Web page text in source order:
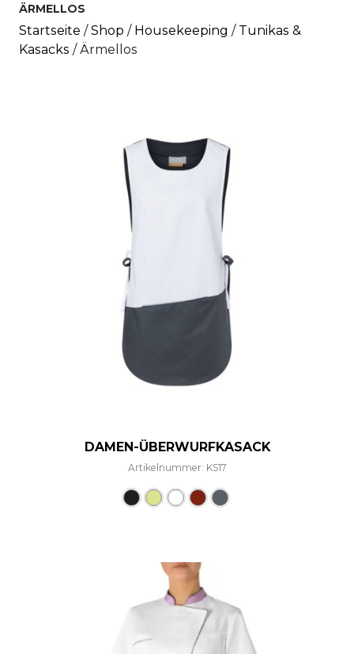
ÄRMELLOS
Startseite /Shop / House­keeping / Tunikas &
Kasacks / Ärmellos
DAMEN-ÜBERWURFKASACK
Artikelnummer: KS17